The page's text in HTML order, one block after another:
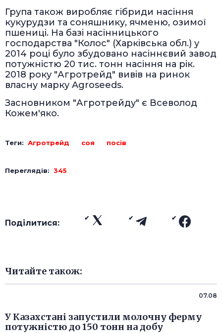
Група також виробляє гібриди насіння
кукурудзи та соняшнику, ячменю, озимої
пшениці. На базі насінницького
господарства "Колос" (Харківська обл.) у
2014 році було збудовано насіннєвий завод
потужністю 20 тис. тонн насіння на рік.
2018 року "Агротрейд" вивів на ринок
власну марку Agroseeds.
Засновником "Агротрейду" є Всеволод
Кожем'яко.
Теги: Агротрейд соя посів
Переглядів: 345
Поділитися:
Читайте також:
07.08
У Казахстані запустили молочну ферму
потужністю до 150 тонн на добу